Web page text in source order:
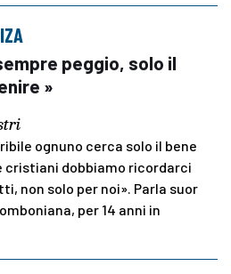
peggio, solo il
»
ognuno cerca solo il bene
cristiani dobbiamo ricordarci
non solo per noi». Parla suor
per 14 anni in